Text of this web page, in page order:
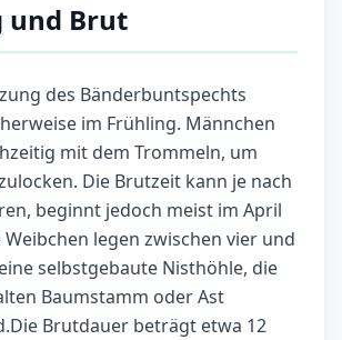
und Brut
des Bänderbuntspechts
im Frühling. Männchen
mit dem Trommeln, um
Die Brutzeit kann je nach
beginnt jedoch meist im April
legen zwischen vier und
selbstgebaute Nisthöhle, die
Baumstamm oder Ast
Brutdauer beträgt etwa 12